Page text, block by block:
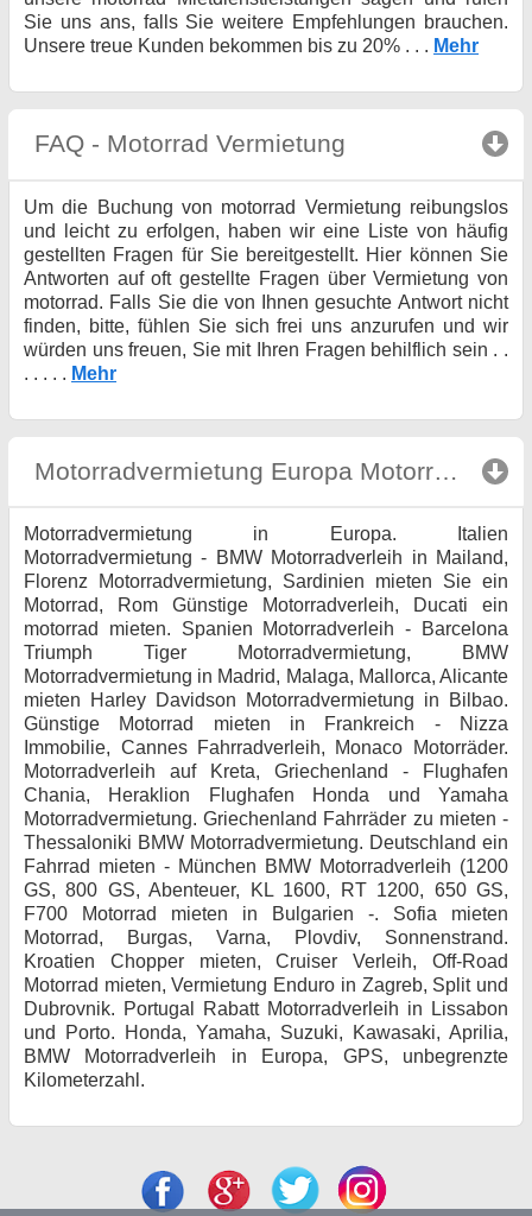
Sie uns ans, falls Sie weitere Empfehlungen brauchen.
Unsere treue Kunden bekommen bis zu 20% . . . Mehr
FAQ - Motorrad Vermietung click to
Um die Buchung von motorrad Vermietung reibungslos
und leicht zu erfolgen, haben wir eine Liste von häufig
gestellten Fragen für Sie bereitgestellt. Hier können Sie
Antworten auf oft gestellte Fragen über Vermietung von
motorrad. Falls Sie die von Ihnen gesuchte Antwort nicht
finden, bitte, fühlen Sie sich frei uns anzurufen und wir
würden uns freuen, Sie mit Ihren Fragen behilflich sein . .
. . . . . Mehr
Motorradvermietung Europa Motorradverleih
Motorradvermietung in Europa. Italien
Motorradvermietung - BMW Motorradverleih in Mailand,
Florenz Motorradvermietung, Sardinien mieten Sie ein
Motorrad, Rom Günstige Motorradverleih, Ducati ein
motorrad mieten. Spanien Motorradverleih - Barcelona
Triumph Tiger Motorradvermietung, BMW
Motorradvermietung in Madrid, Malaga, Mallorca, Alicante
mieten Harley Davidson Motorradvermietung in Bilbao.
Günstige Motorrad mieten in Frankreich - Nizza
Immobilie, Cannes Fahrradverleih, Monaco Motorräder.
Motorradverleih auf Kreta, Griechenland - Flughafen
Chania, Heraklion Flughafen Honda und Yamaha
Motorradvermietung. Griechenland Fahrräder zu mieten -
Thessaloniki BMW Motorradvermietung. Deutschland ein
Fahrrad mieten - München BMW Motorradverleih (1200
GS, 800 GS, Abenteuer, KL 1600, RT 1200, 650 GS,
F700 Motorrad mieten in Bulgarien -. Sofia mieten
Motorrad, Burgas, Varna, Plovdiv, Sonnenstrand.
Kroatien Chopper mieten, Cruiser Verleih, Off-Road
Motorrad mieten, Vermietung Enduro in Zagreb, Split und
Dubrovnik. Portugal Rabatt Motorradverleih in Lissabon
und Porto. Honda, Yamaha, Suzuki, Kawasaki, Aprilia,
BMW Motorradverleih in Europa, GPS, unbegrenzte
Kilometerzahl.